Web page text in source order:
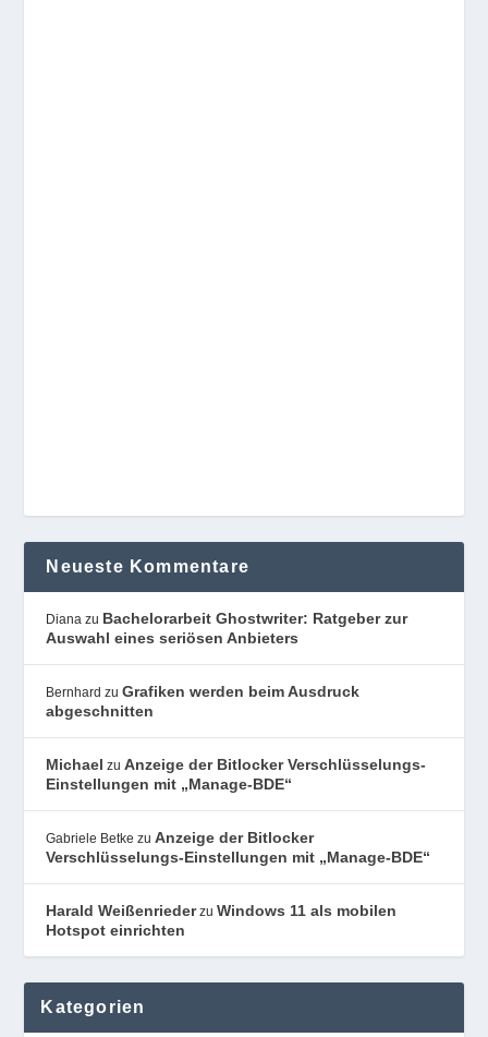
Neueste Kommentare
Diana zu Bachelorarbeit Ghostwriter: Ratgeber zur
Auswahl eines seriösen Anbieters
Bernhard zuGrafiken werden beim Ausdruck
abgeschnitten
Michael zuAnzeige der Bitlocker Verschlüsselungs-
Einstellungen mit „Manage-BDE“
Gabriele Betke zuAnzeige der Bitlocker
Verschlüsselungs-Einstellungen mit „Manage-BDE“
Harald WeißenriederzuWindows 11 als mobilen
Hotspot einrichten
Kategorien